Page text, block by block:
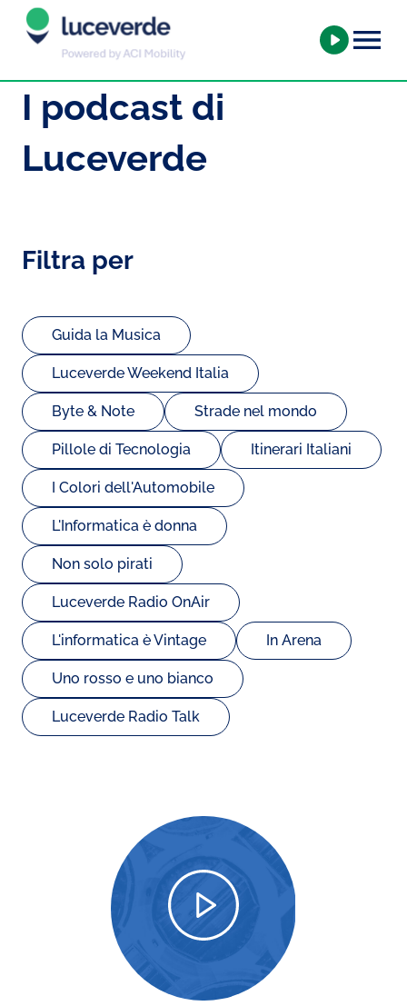
I podcast di
Luceverde
Filtra per
Guida la Musica
Luceverde Weekend Italia
Byte & Note Strade nel mondo
Pillole di Tecnologia Itinerari Italiani
I Colori dell'Automobile
L'Informatica è donna
Non solo pirati
Luceverde Radio OnAir
L'informatica è Vintage In Arena
Uno rosso e uno bianco
Luceverde Radio Talk